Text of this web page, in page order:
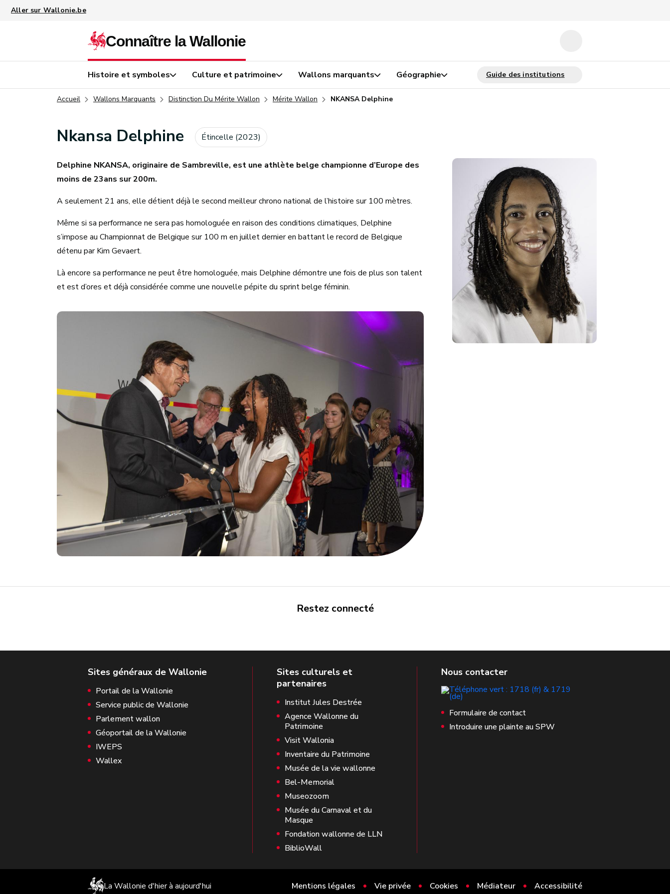
Histoire et symboles Culture et patrimoine Wallons marquants Géographie
Accueil Wallons Marquants Distinction Du Mérite Wallon Mérite Wallon NKANSA Delphine
Nkansa Delphine Étincelle (2023)
Delphine NKANSA, originaire de Sambreville, est une athlète belge championne d’Europe des
moins de 23ans sur 200m.
A seulement 21 ans, elle détient déjà le second meilleur chrono national de l’histoire sur 100 mètres.
Même si sa performance ne sera pas homologuée en raison des conditions climatiques, Delphine
s’impose au Championnat de Belgique sur 100 m en juillet dernier en battant le record de Belgique
détenu par Kim Gevaert.
Là encore sa performance ne peut être homologuée, mais Delphine démontre une fois de plus son talent
et est d’ores et déjà considérée comme une nouvelle pépite du sprint belge féminin.
Restez connecté
Portail de la Wallonie
Service public de Wallonie
Parlement wallon
Géoportail de la Wallonie
IWEPS
Wallex
Institut Jules Destrée
Agence Wallonne du
Patrimoine
Visit Wallonia
Inventaire du Patrimoine
Musée de la vie wallonne
Bel-Memorial
Museozoom
Musée du Carnaval et du
Masque
Fondation wallonne de LLN
BiblioWall
Formulaire de contact
Introduire une plainte au SPW
Mentions légales Vie privée Cookies Médiateur Accessibilité